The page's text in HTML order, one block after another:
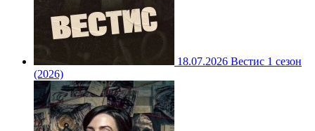
18.07.2026 Вестис 1 сезон
(2026)